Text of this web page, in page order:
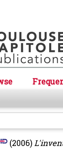
(2006)